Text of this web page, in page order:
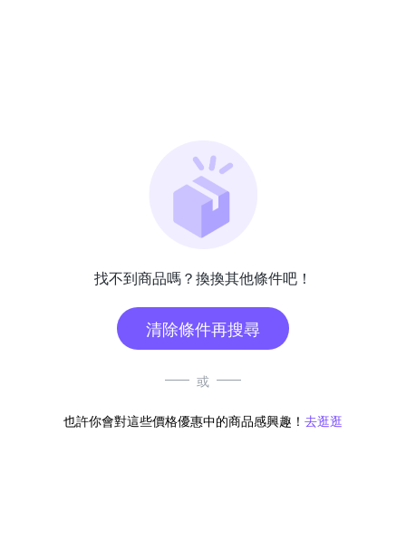
找不到商品嗎？換換其他條件吧！
清除條件再搜尋
或
也許你會對這些價格優惠中的商品感興趣！ 去逛逛